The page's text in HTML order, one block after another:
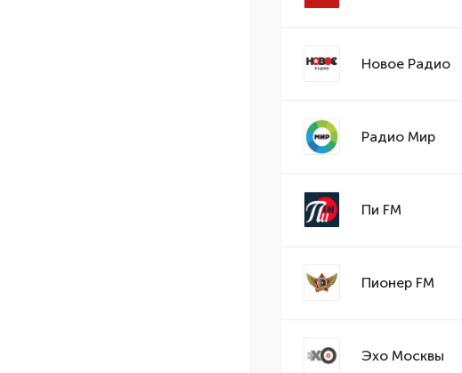
Новое Радио
Радио Мир
Пи FM
Пионер FM
Эхо Москвы